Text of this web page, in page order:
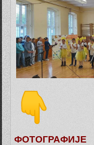
ФОТОГРАФИЈЕ